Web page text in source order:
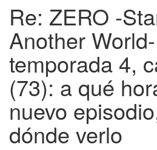
Re: ZERO -
Another World-
temporada 4,
(73): a qué
nuevo
dónde verlo